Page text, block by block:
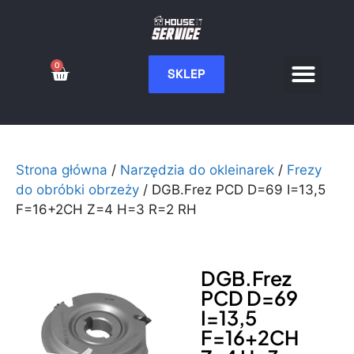
SKLEP
0
Strona główna / Narzędzia do okleinarek / Frezy
do obróbki obrzeży / DGB.Frez PCD D=69 I=13,5
F=16+2CH Z=4 H=3 R=2 RH
DGB.Frez
PCD D=69
I=13,5
F=16+2CH